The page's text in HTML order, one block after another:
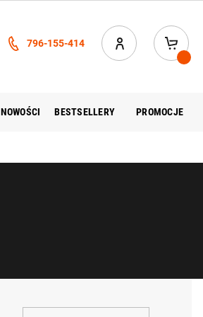
796-155-414
PROMOCJE
BESTSELLERY
NOWOŚCI